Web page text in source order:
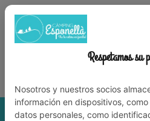
972 59 70 74
WERK MET ONS
Leve de
Respetamos su
Nosotros y nuestros socios
información en dispositivos,
datos personales, como